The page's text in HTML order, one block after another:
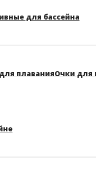
для бассейна
плаванияОчки для